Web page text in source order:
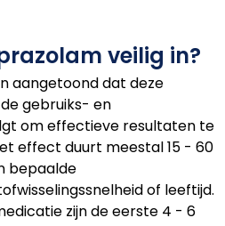
veilig in?
aangetoond dat deze
gebruiks- en
om effectieve resultaten te
effect duurt meestal 15 - 60
bepaalde
of leeftijd.
zijn de eerste 4 - 6